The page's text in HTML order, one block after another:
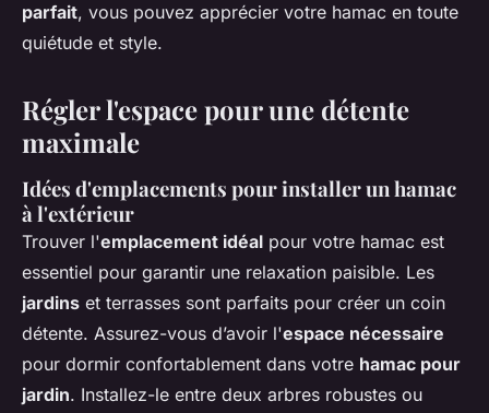
parfait, vous pouvez apprécier votre hamac en toute
quiétude et style.
Régler l'espace pour une détente
maximale
Idées d'emplacements pour installer un hamac
à l'extérieur
Trouver l'emplacement idéal pour votre hamac est
essentiel pour garantir une relaxation paisible. Les
jardins et terrasses sont parfaits pour créer un coin
détente. Assurez-vous d’avoir l'espace nécessaire
pour dormir confortablement dans votre hamac pour
jardin. Installez-le entre deux arbres robustes ou